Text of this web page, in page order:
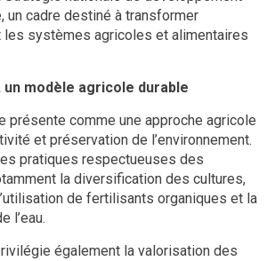
un cadre destiné à transformer
systèmes agricoles et alimentaires
un modèle agricole durable
présente comme une approche agricole
et préservation de l’environnement.
pratiques respectueuses des
la diversification des cultures,
de fertilisants organiques et la
l’eau.
également la valorisation des